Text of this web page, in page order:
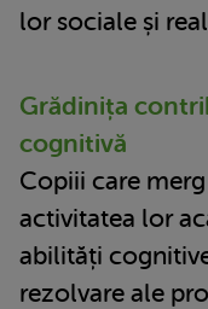
lor sociale și
Grădinița
cognitivă
Copiii care
activitatea lor
abilități
rezolvare ale